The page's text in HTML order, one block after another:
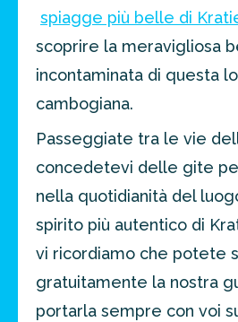
spiagge più belle di
scoprire la meravigliosa
incontaminata di questa
cambogiana.
Passeggiate tra le vie
concedetevi delle gite
nella quotidianità del
spirito più autentico di
vi ricordiamo che potete
gratuitamente la nostra
portarla sempre con voi